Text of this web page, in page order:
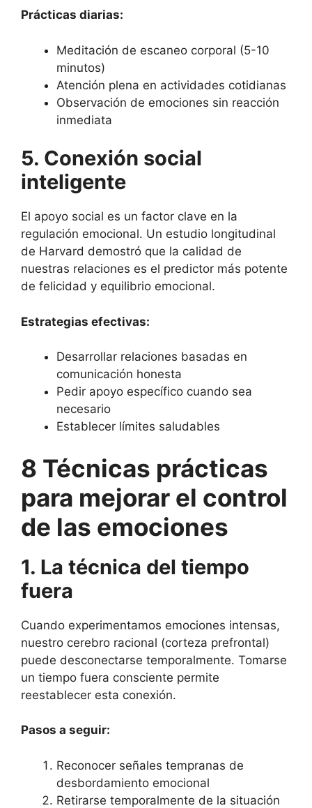
Prácticas diarias:
Meditación de escaneo corporal (5-10
minutos)
Atención plena en actividades cotidianas
Observación de emociones sin reacción
inmediata
5. Conexión social
inteligente
El apoyo social es un factor clave en la
regulación emocional. Un estudio longitudinal
de Harvard demostró que la calidad de
nuestras relaciones es el predictor más potente
de felicidad y equilibrio emocional.
Estrategias efectivas:
Desarrollar relaciones basadas en
comunicación honesta
Pedir apoyo específico cuando sea
necesario
Establecer límites saludables
8 Técnicas prácticas
para mejorar el control
de las emociones
1. La técnica del tiempo
fuera
Cuando experimentamos emociones intensas,
nuestro cerebro racional (corteza prefrontal)
puede desconectarse temporalmente. Tomarse
un tiempo fuera consciente permite
reestablecer esta conexión.
Pasos a seguir:
Reconocer señales tempranas de
desbordamiento emocional
Retirarse temporalmente de la situación